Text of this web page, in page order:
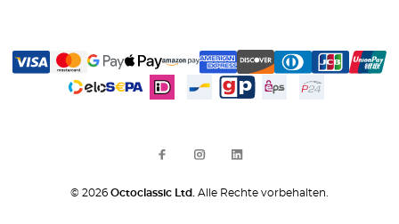
© 2026 Octoclassic Ltd. Alle Rechte vorbehalten.